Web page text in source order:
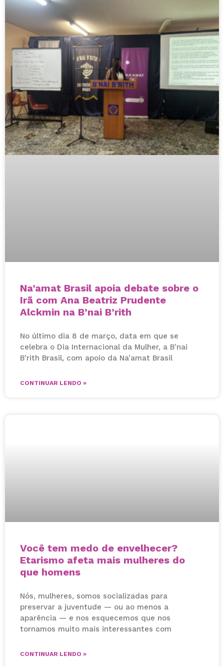
Na’amat Brasil apoia debate sobre o
Irã com Ana Beatriz Prudente
Alckmin na B’nai B’rith
No último dia 8 de março, data em que se
celebra o Dia Internacional da Mulher, a B’nai
B’rith Brasil, com apoio da Na’amat Brasil
CONTINUAR LENDO »
Você tem medo de envelhecer?
Etarismo afeta mais mulheres do
que homens
Nós, mulheres, somos socializadas para
preservar a juventude — ou ao menos a
aparência — e nos esquecemos que nos
tornamos muito mais interessantes com
CONTINUAR LENDO »